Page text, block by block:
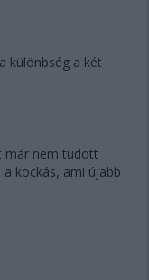
különbség a két
már nem tudott
kockás, ami újabb